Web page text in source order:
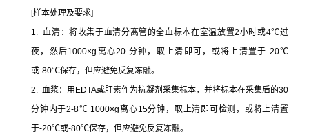
[样本处理及要求]
1. 血清：将收集于血清分离管的全血标本在室温放置2小时或4℃过
夜，然后1000×g离心20 分钟，取上清即可，或将上清置于-20℃
或-80℃保存，但应避免反复冻融。
2. 血浆：用EDTA或肝素作为抗凝剂采集标本，并将标本在采集后的30
分钟内于2-8℃ 1000×g离心15分钟，取上清即可检测，或将上清置
于-20℃或-80℃保存，但应避免反复冻融。